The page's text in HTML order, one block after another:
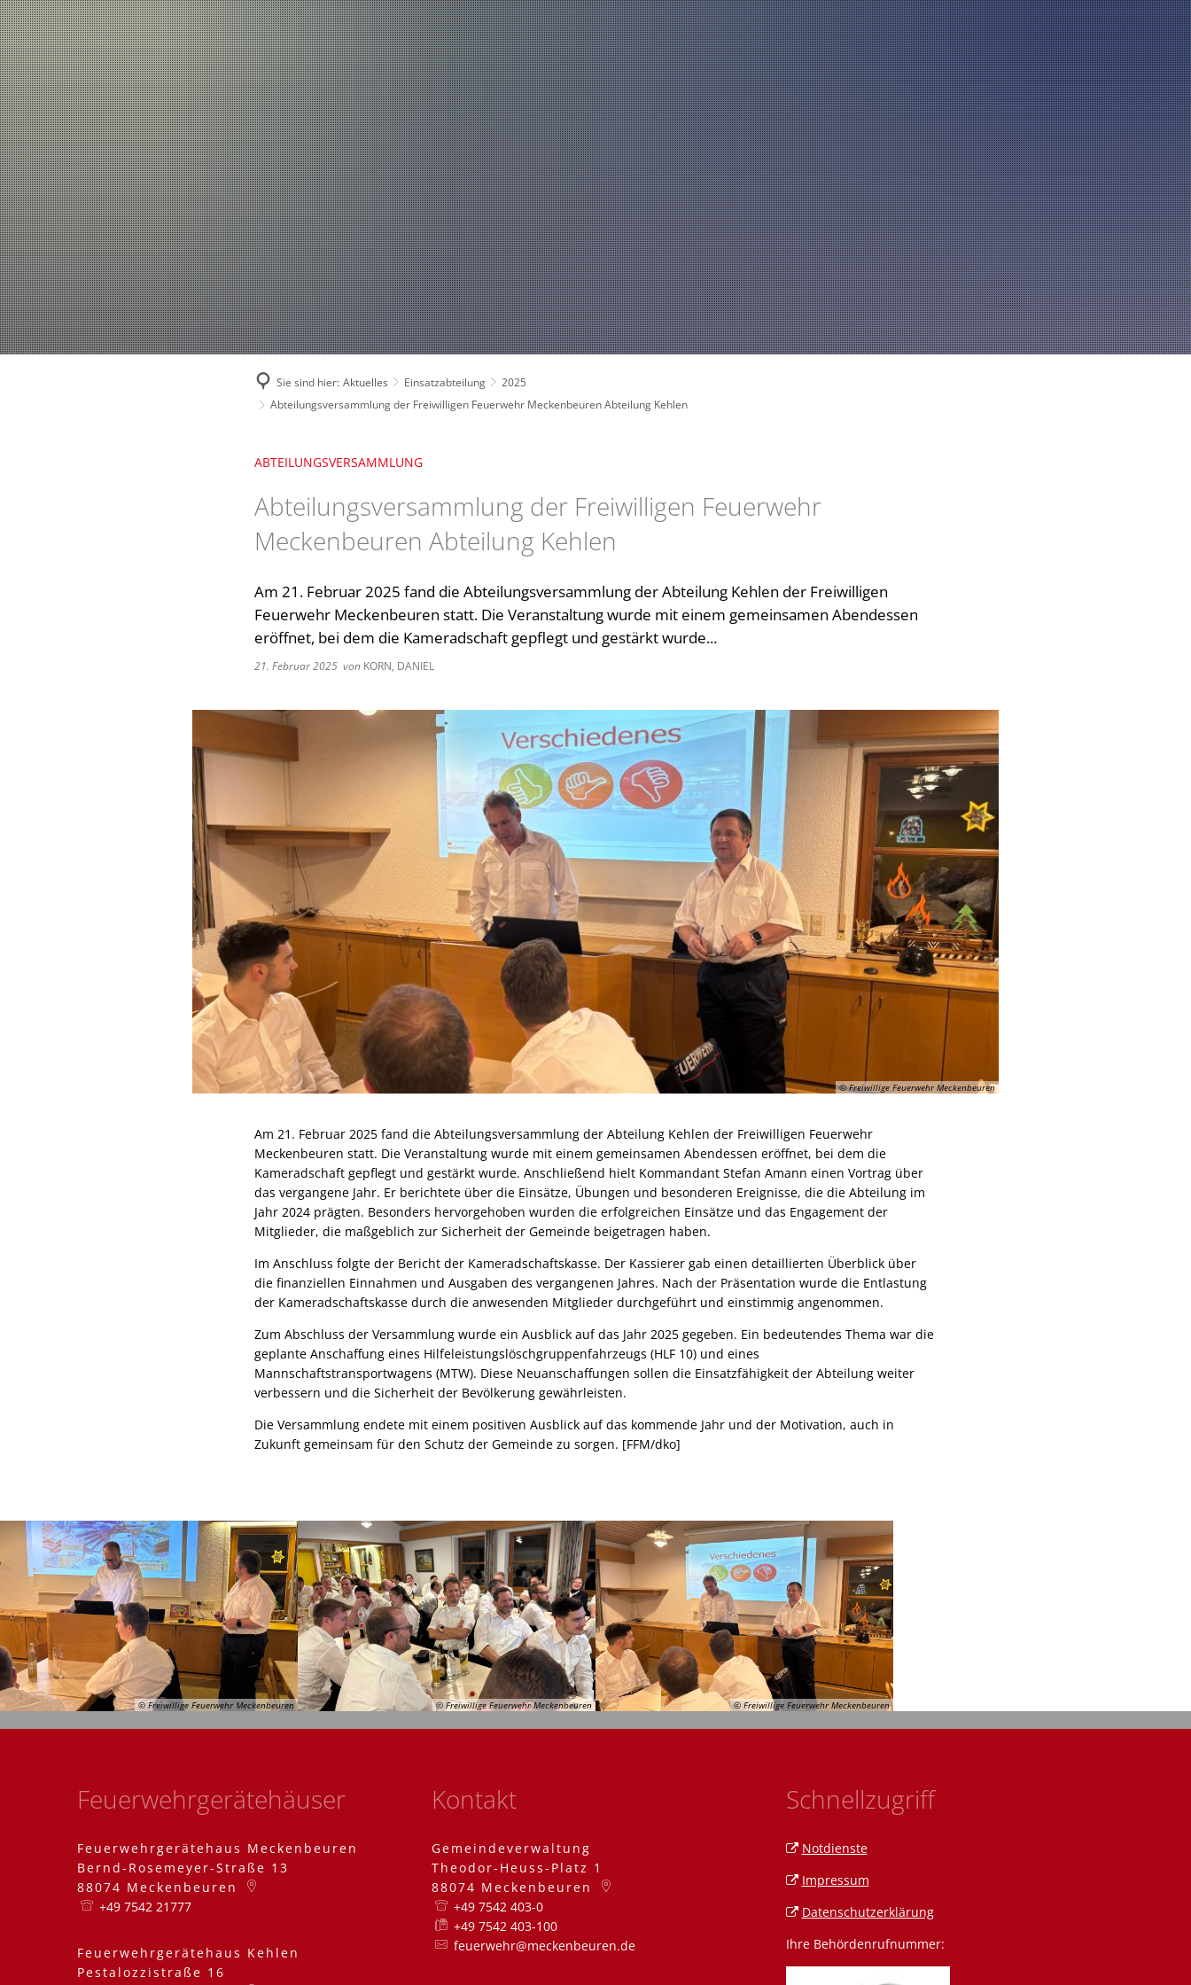
Einsätze
2026
2025
2024
2023
2022
2021
Aktuelles Über uns
Führung und Organisation
Fachgebiete und Funktionsträger
Mannschaft
Fahrzeuge und Technik Jugend Spielmannszug Mitglied werden A A A
Sie sind hier: Aktuelles Einsatzabteilung
2025
Abteilungsversammlung der Freiwilligen Feuerwehr Meckenbeuren Abteilung Kehlen
ABTEILUNGSVERSAMMLUNG
Abteilungsversammlung der Freiwilligen Feuerwehr
Meckenbeuren Abteilung Kehlen
Am 21. Februar 2025 fand die Abteilungsversammlung der Abteilung Kehlen der Freiwilligen
Feuerwehr Meckenbeuren statt. Die Veranstaltung wurde mit einem gemeinsamen Abendessen
eröffnet, bei dem die Kameradschaft gepflegt und gestärkt wurde...
21. Februar 2025 von KORN, DANIEL
© Freiwillige Feuerwehr Meckenbeuren
Am 21. Februar 2025 fand die Abteilungsversammlung der Abteilung Kehlen der Freiwilligen Feuerwehr
Meckenbeuren statt. Die Veranstaltung wurde mit einem gemeinsamen Abendessen eröffnet, bei dem die
Kameradschaft gepflegt und gestärkt wurde. Anschließend hielt Kommandant Stefan Amann einen Vortrag über
das vergangene Jahr. Er berichtete über die Einsätze, Übungen und besonderen Ereignisse, die die Abteilung im
Jahr 2024 prägten. Besonders hervorgehoben wurden die erfolgreichen Einsätze und das Engagement der
Mitglieder, die maßgeblich zur Sicherheit der Gemeinde beigetragen haben.
Im Anschluss folgte der Bericht der Kameradschaftskasse. Der Kassierer gab einen detaillierten Überblick über
die finanziellen Einnahmen und Ausgaben des vergangenen Jahres. Nach der Präsentation wurde die Entlastung
der Kameradschaftskasse durch die anwesenden Mitglieder durchgeführt und einstimmig angenommen.
Zum Abschluss der Versammlung wurde ein Ausblick auf das Jahr 2025 gegeben. Ein bedeutendes Thema war die
geplante Anschaffung eines Hilfeleistungslöschgruppenfahrzeugs (HLF 10) und eines
Mannschaftstransportwagens (MTW). Diese Neuanschaffungen sollen die Einsatzfähigkeit der Abteilung weiter
verbessern und die Sicherheit der Bevölkerung gewährleisten.
Die Versammlung endete mit einem positiven Ausblick auf das kommende Jahr und der Motivation, auch in
Zukunft gemeinsam für den Schutz der Gemeinde zu sorgen. [FFM/dko]
© Freiwillige Feuerwehr Meckenbeuren © Freiwillige Feuerwehr Meckenbeuren © Freiwillige Feuerwehr Meckenbeuren
Feuerwehrgerätehäuser
Feuerwehrgerätehaus Meckenbeuren
Bernd-Rosemeyer-Straße 13
88074 Meckenbeuren
+49 7542 21777
Feuerwehrgerätehaus Kehlen
Pestalozzistraße 16
Kontakt
Gemeindeverwaltung
Theodor-Heuss-Platz 1
88074 Meckenbeuren
+49 7542 403-0
+49 7542 403-100
feuerwehr@meckenbeuren.de
Schnellzugriff
Notdienste
Impressum
Datenschutzerklärung
Ihre Behördenrufnummer: